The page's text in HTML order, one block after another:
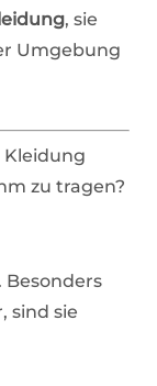
, sie
Umgebung
Kleidung
zu tragen?
Besonders
sind sie